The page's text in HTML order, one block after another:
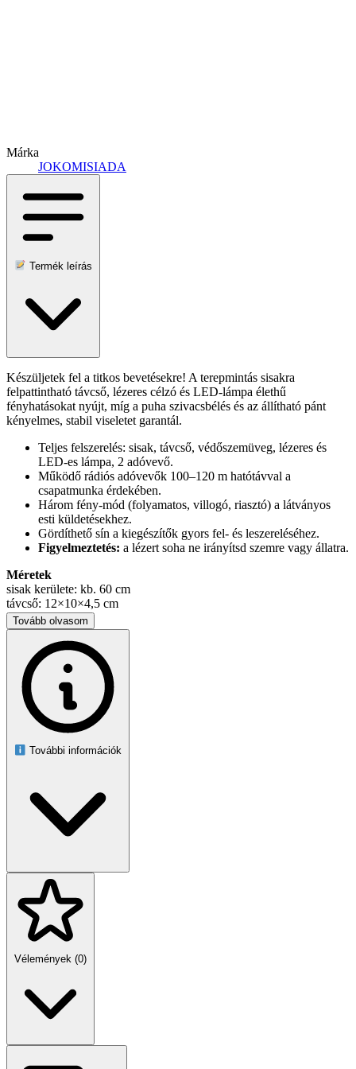
Márka
JOKOMISIADA
Termék leírás
Készüljetek fel a titkos bevetésekre! A terepmintás sisakra
felpattintható távcső, lézeres célzó és LED-lámpa élethű
fényhatásokat nyújt, míg a puha szivacsbélés és az állítható pánt
kényelmes, stabil viseletet garantál.
Teljes felszerelés: sisak, távcső, védőszemüveg, lézeres és
LED-es lámpa, 2 adóvevő.
Működő rádiós adóvevők 100–120 m hatótávval a
csapatmunka érdekében.
Három fény-mód (folyamatos, villogó, riasztó) a látványos
esti küldetésekhez.
Gördíthető sín a kiegészítők gyors fel- és leszereléséhez.
Figyelmeztetés: a lézert soha ne irányítsd szemre vagy állatra.
Méretek
sisak kerülete: kb. 60 cm
távcső: 12×10×4,5 cm
védőszemüveg: 14,5×7 cm (gumi max. 60 cm)
adóvevő: 19×6×3 cm
A strapabíró műanyagból készült készlet színes díszdobozban
érkezik, így tökéletes ajándék minden katonai szerepjáték-rajongó
számára.
Tovább olvasom
További információk
Vélemények (0)